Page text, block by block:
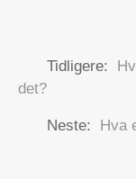
Tidligere:
det?
Neste: Hva